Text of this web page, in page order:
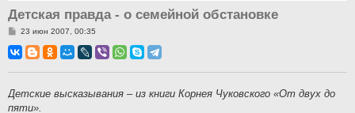
Детская правда - о семейной обстановке
С
о
б
и
е
23 июн 2007, 00:35
Детские высказывания – из книги Корнея Чуковского «От двух до
пяти».